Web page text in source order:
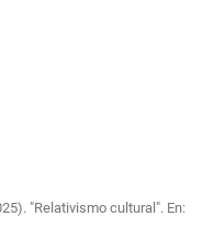
"Relativismo cultural". En: